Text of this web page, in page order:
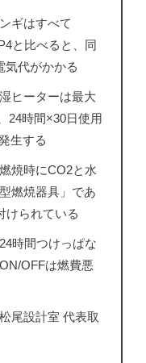
ギはすべて
と比べると、同
気代がかかる
ヒーターは最大
24時間×30日使用
生する
焼時にCO2と水
燃焼器具」であ
けられている
時間つけっぱな
OFFは燃費悪
尾設計室 代表取